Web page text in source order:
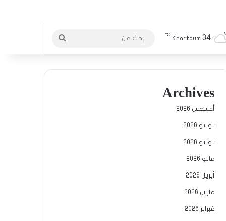
Khartoum 34
℃
Archives
أغسطس 2026
يوليو 2026
يونيو 2026
مايو 2026
أبريل 2026
مارس 2026
فبراير 2026